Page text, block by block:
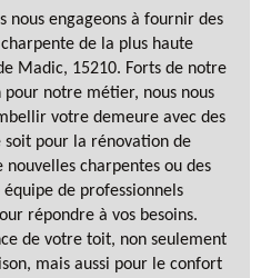
nous engageons à fournir des
de la plus haute
Madic, 15210. Forts de notre
notre métier, nous nous
votre demeure avec des
soit pour la rénovation de
charpentes ou des
de professionnels
répondre à vos besoins.
de votre toit, non seulement
mais aussi pour le confort